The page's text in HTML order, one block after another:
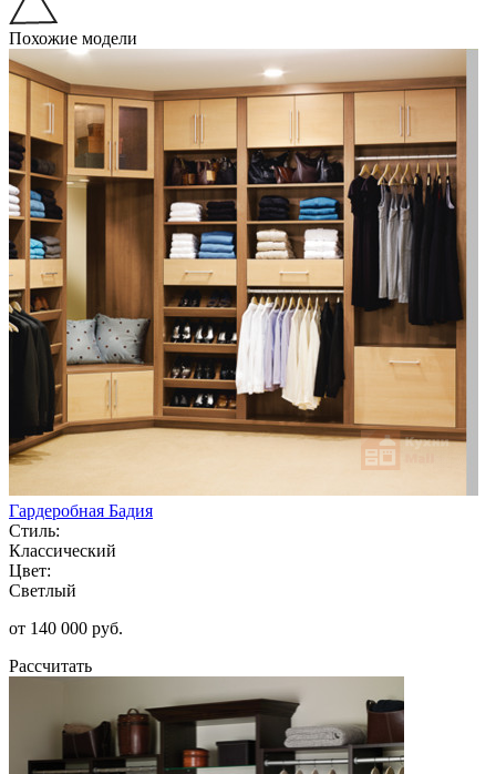
Похожие модели
Гардеробная Бадия
Стиль:
Классический
Цвет:
Светлый
от 140 000 руб.
Рассчитать